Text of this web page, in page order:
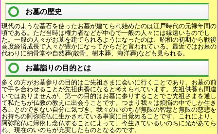
お墓の歴史
現代のような墓石を使ったお墓が建てられ始めたのは江戸時代の元禄年間の
頃である。ただ当時は権力者などが中心で一般の人々には縁遠いものでし
た。一般の人々がお墓を建てられるようになったのは、昭和の初期から戦後
高度経済成長で人々が豊かになってからだと言われている。最近ではお墓の
代わりに納骨堂や自然葬(散骨、樹木葬、海洋葬)なども見られる。
お墓詣りの目的とは
多くの方がお墓参りの目的はご先祖さまに会いに行くことであり、お墓の前
で手を合わせることが先祖供養になると考えられています。先祖供養も間違
いではありませんが、第一の目的はお墓に参りすることでご先祖さまを通し
て私たちが仏教の教えに出会うことです。つまり我々は煩悩の中でしか生き
ることのできない自分に気づき、我々のいのちが無限の智慧と無限の慈悲を
お持ちの阿弥陀仏に生かされている事実に目覚めることです。これにより、
阿弥陀仏に帰依し念仏することによって、今生きているいのちに光があてら
れ、現在のいのちが充実したものとなるのです。